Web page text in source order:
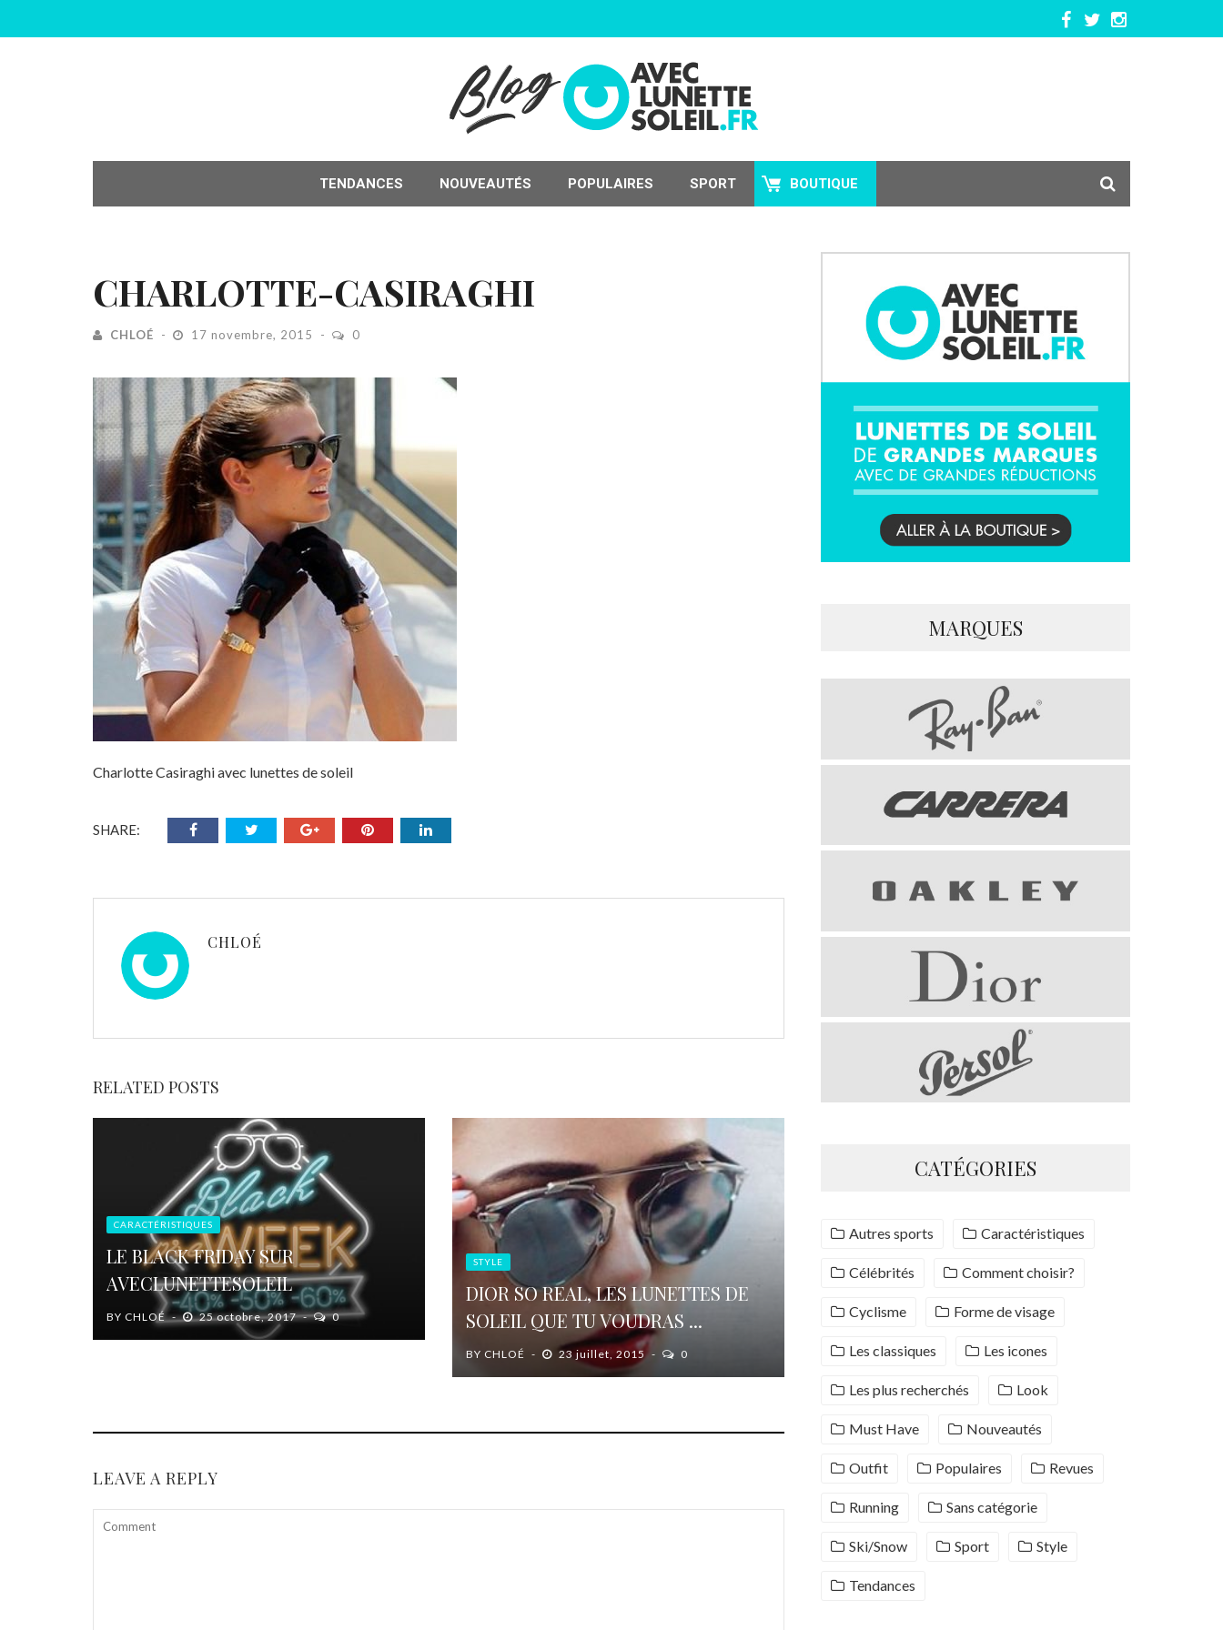
TENDANCES NOUVEAUTÉS POPULAIRES SPORT BOUTIQUE
CHARLOTTE-CASIRAGHI
CHLOÉ 17 novembre, 2015 0
Charlotte Casiraghi avec lunettes de soleil
SHARE:
CHLOÉ
RELATED POSTS
CARACTÉRISTIQUES
LE BLACK FRIDAY SUR
AVECLUNETTESOLEIL
BY CHLOÉ 25 octobre, 2017 0
STYLE
DIOR SO REAL, LES LUNETTES DE
SOLEIL QUE TU VOUDRAS ...
BY CHLOÉ 23 juillet, 2015 0
LEAVE A REPLY
MARQUES
CATÉGORIES
Autres sports Caractéristiques
Célébrités Comment choisir?
Cyclisme Forme de visage
Les classiques Les icones
Les plus recherchés Look
Must Have Nouveautés
Outfit Populaires Revues
Running Sans catégorie
Ski/Snow Sport Style
Tendances